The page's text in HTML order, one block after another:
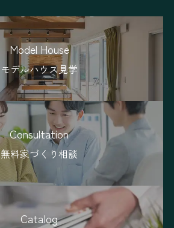
Model House
モデルハウス見学
Consultation
無料家づくり相談
Catalog